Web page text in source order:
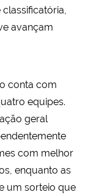
avançam
conta com
equipes.
geral
com melhor
enquanto as
um sorteio que